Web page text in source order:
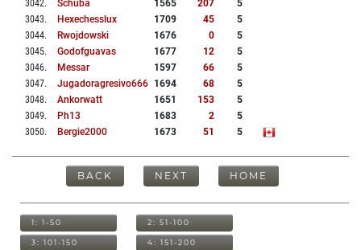
3042. Schuba 1565 207
5
3043. Hexechesslux 1709 45
5
3044. Rwojdowski 1676 0
5
3045. Godofguavas 1677 12
5
3046. Messar 1597 66
5
3047. Jugadoragresivo666 1694 68
5
3048. Ankorwatt 1651 153
5
3049. Ph13 1683 2
5
3050. Bergie2000 1673 51 5
BACK NEXT HOME
1: 1-50 2: 51-100
3: 101-150 4: 151-200